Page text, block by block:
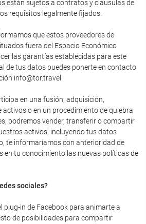
están sujetos a contratos y cláusulas de
requisitos legalmente fijados.
que estos proveedores de
fuera del Espacio Económico
las garantías establecidas para este
de tus datos puedes ponerte en contacto
info@tor.travel
en una fusión, adquisición,
activos o en un procedimiento de quiebra
podremos vender, transferir o compartir
activos, incluyendo tus datos
te informaríamos con anterioridad de
en tu conocimiento las nuevas políticas de
sociales?
plug-in de Facebook para animarte a
de posibilidades para compartir